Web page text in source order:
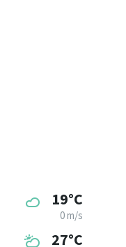
19°C
0 m/s
27°C